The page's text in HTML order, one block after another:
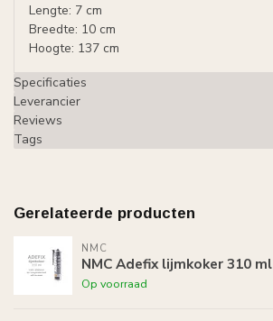
Lengte: 7 cm
Breedte: 10 cm
Hoogte: 137 cm
Specificaties
Leverancier
Reviews
Tags
Gerelateerde producten
NMC
NMC Adefix lijmkoker 310 ml
Op voorraad